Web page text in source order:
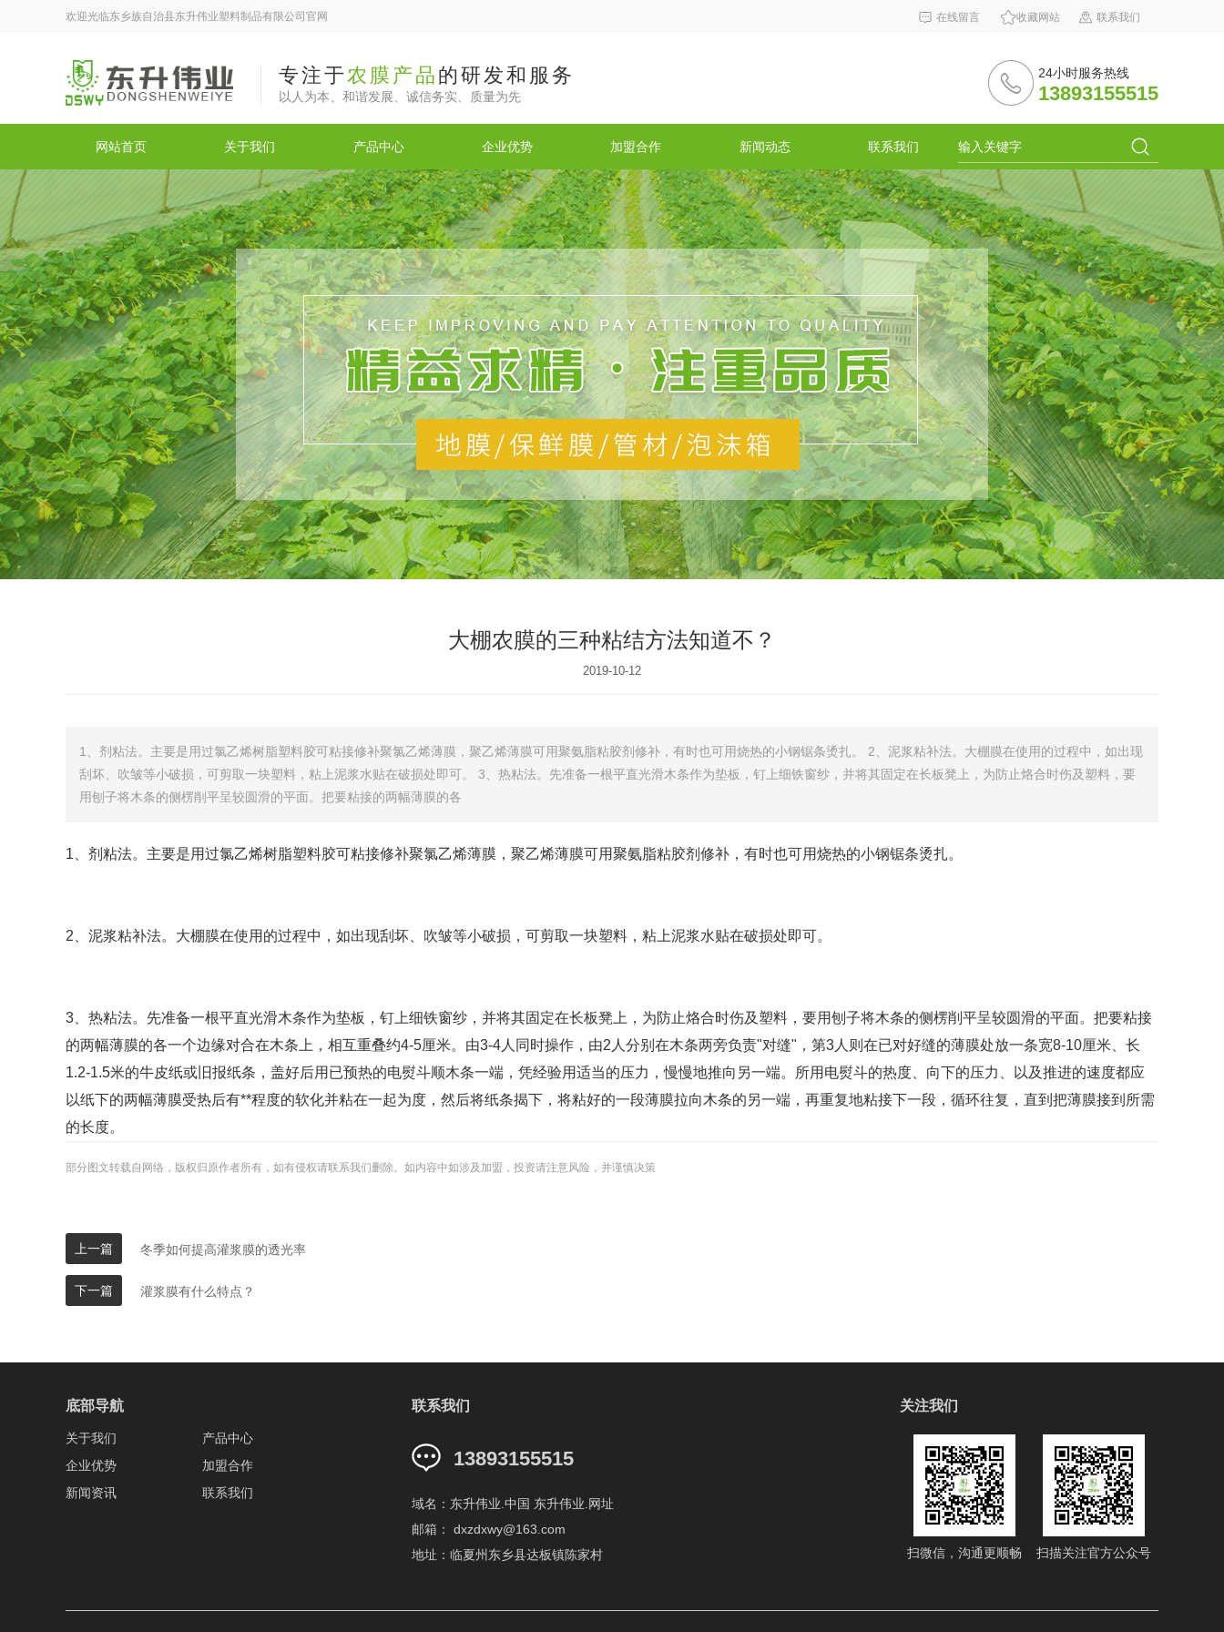
欢迎光临东乡族自治县东升伟业塑料制品有限公司官网 在线留言 收藏网站 联系我们
专注于农膜产品 的研发和服务
以人为本、和谐发展、诚信务实、质量为先
24小时服务热线
13893155515
网站首页 关于我们 产品中心 企业优势 加盟合作 新闻动态 联系我们
大棚农膜的三种粘结方法知道不？
2019-10-12
1、剂粘法。主要是用过氯乙烯树脂塑料胶可粘接修补聚氯乙烯薄膜，聚乙烯薄膜可用聚氨脂粘胶剂修补，有时也可用烧热的小钢锯条烫扎。 2、泥浆粘补法。大棚膜在使用的过程中，如出现
刮坏、吹皱等小破损，可剪取一块塑料，粘上泥浆水贴在破损处即可。 3、热粘法。先准备一根平直光滑木条作为垫板，钉上细铁窗纱，并将其固定在长板凳上，为防止烙合时伤及塑料，要
用刨子将木条的侧楞削平呈较圆滑的平面。把要粘接的两幅薄膜的各
1、剂粘法。主要是用过氯乙烯树脂塑料胶可粘接修补聚氯乙烯薄膜，聚乙烯薄膜可用聚氨脂粘胶剂修补，有时也可用烧热的小钢锯条烫扎。
2、泥浆粘补法。大棚膜在使用的过程中，如出现刮坏、吹皱等小破损，可剪取一块塑料，粘上泥浆水贴在破损处即可。
3、热粘法。先准备一根平直光滑木条作为垫板，钉上细铁窗纱，并将其固定在长板凳上，为防止烙合时伤及塑料，要用刨子将木条的侧楞削平呈较圆滑的平面。把要粘接
的两幅薄膜的各一个边缘对合在木条上，相互重叠约4-5厘米。由3-4人同时操作，由2人分别在木条两旁负责"对缝"，第3人则在已对好缝的薄膜处放一条宽8-10厘米、长
1.2-1.5米的牛皮纸或旧报纸条，盖好后用已预热的电熨斗顺木条一端，凭经验用适当的压力，慢慢地推向另一端。所用电熨斗的热度、向下的压力、以及推进的速度都应
以纸下的两幅薄膜受热后有**程度的软化并粘在一起为度，然后将纸条揭下，将粘好的一段薄膜拉向木条的另一端，再重复地粘接下一段，循环往复，直到把薄膜接到所需
的长度。
部分图文转载自网络，版权归原作者所有，如有侵权请联系我们删除。如内容中如涉及加盟，投资请注意风险，并谨慎决策
上一篇 冬季如何提高灌浆膜的透光率
下一篇 灌浆膜有什么特点？
底部导航
关于我们
产品中心
企业优势
加盟合作
新闻资讯
联系我们
联系我们
13893155515
域名：东升伟业.中国 东升伟业.网址
邮箱： dxzdxwy@163.com
地址：临夏州东乡县达板镇陈家村
关注我们
扫微信，沟通更顺畅 扫描关注官方公众号